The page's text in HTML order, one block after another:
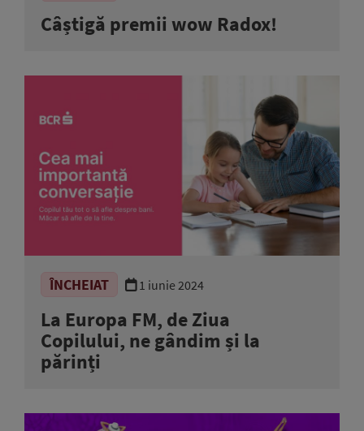
Câștigă premii wow Radox!
ÎNCHEIAT 1 iunie 2024
La Europa FM, de Ziua
Copilului, ne gândim și la
părinți